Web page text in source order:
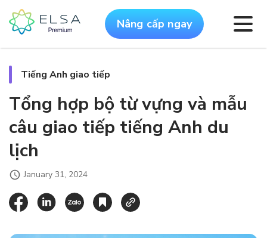
Nâng cấp ngay
Tiếng Anh giao tiếp
Tổng hợp bộ từ vựng và mẫu
câu giao tiếp tiếng Anh du
lịch
January 31, 2024